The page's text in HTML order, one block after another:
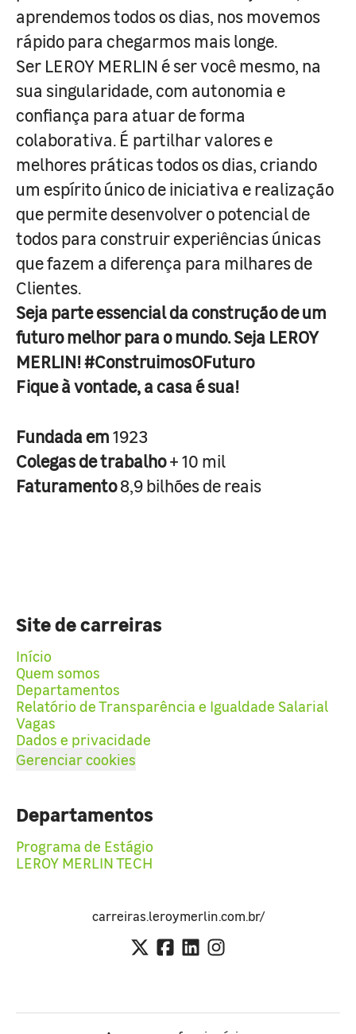
aprendemos todos os dias, nos movemos
rápido para chegarmos mais longe.
Ser LEROY MERLIN é ser você mesmo, na
sua singularidade, com autonomia e
confiança para atuar de forma
colaborativa. É partilhar valores e
melhores práticas todos os dias, criando
um espírito único de iniciativa e realização
que permite desenvolver o potencial de
todos para construir experiências únicas
que fazem a diferença para milhares de
Clientes.
Seja parte essencial da construção de um
futuro melhor para o mundo. Seja LEROY
MERLIN! #ConstruimosOFuturo
Fique à vontade, a casa é sua!
Fundada em1923
Colegas de trabalho+ 10 mil
Faturamento8,9 bilhões de reais
Site de carreiras
Início
Quem somos
Departamentos
Relatório de Transparência e Igualdade Salarial
Vagas
Dados e privacidade
Gerenciar cookies
Departamentos
Programa de Estágio
LEROY MERLIN TECH
carreiras.leroymerlin.com.br/